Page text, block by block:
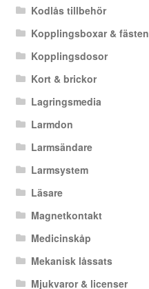
Kodlås tillbehör
Kopplingsboxar & fästen
Kopplingsdosor
Kort & brickor
Lagringsmedia
Larmdon
Larmsändare
Larmsystem
Läsare
Magnetkontakt
Medicinskåp
Mekanisk låssats
Mjukvaror & licenser